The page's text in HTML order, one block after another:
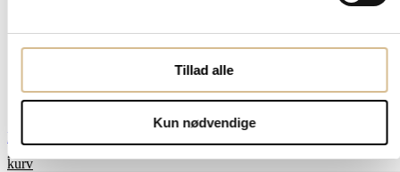
Tillad alle
Kun nødvendige
Hårklemmer
25,00Tilføj til
kurv